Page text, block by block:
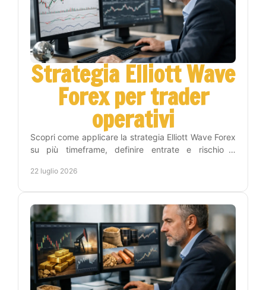
Strategia Elliott Wave
Forex per trader
operativi
Scopri come applicare la strategia Elliott Wave Forex
su più timeframe, definire entrate e rischio e
22 luglio 2026